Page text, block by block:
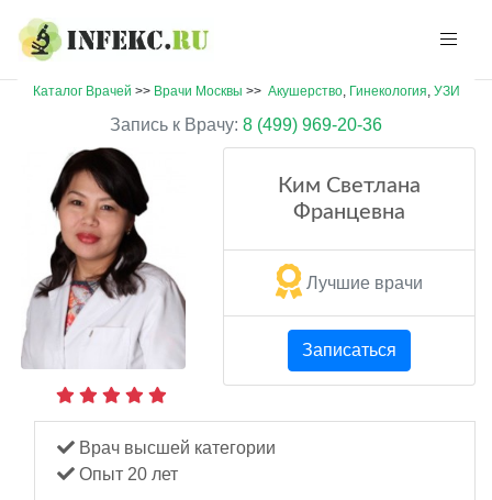
Каталог Врачей >> Врачи Москвы >> Акушерство, Гинекология, УЗИ
Запись к Врачу: 8 (499) 969-20-36
Ким Светлана
Францевна
Лучшие врачи
Записаться
Врач высшей категории
Опыт 20 лет